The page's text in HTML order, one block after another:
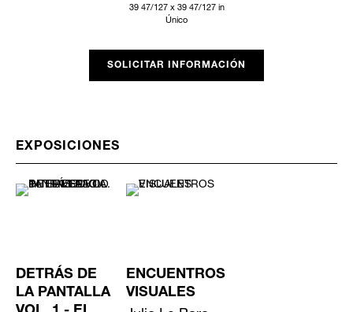
39 47/127 x 39 47/127 in
Único
SOLICITAR INFORMACIÓN
EXPOSICIONES
DETRÁS DE
LA PANTALLA
ENCUENTROS
VISUALES